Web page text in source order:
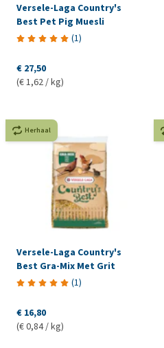
Versele-Laga Country's
Best Pet Pig Muesli
(1)
€ 27,50
(€ 1,62 / kg)
Herhaal
Versele-Laga Country's
Best Gra-Mix Met Grit
(1)
€ 16,80
(€ 0,84 / kg)